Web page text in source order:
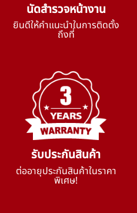
นัดสำรวจหน้างาน
ยินดีให้คำแนะนำในการติดตั้ง
ถึงที่
รับประกันสินค้า
ต่ออายุประกันสินค้าในราคา
พิเศษ!